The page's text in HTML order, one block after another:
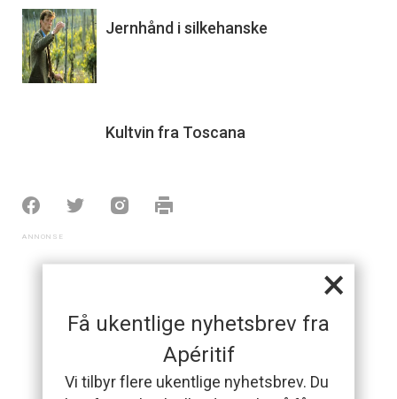
×
Få ukentlige nyhetsbrev fra
Apéritif
Vi tilbyr flere ukentlige nyhetsbrev. Du
Jernhånd i silkehanske
Kultvin fra Toscana